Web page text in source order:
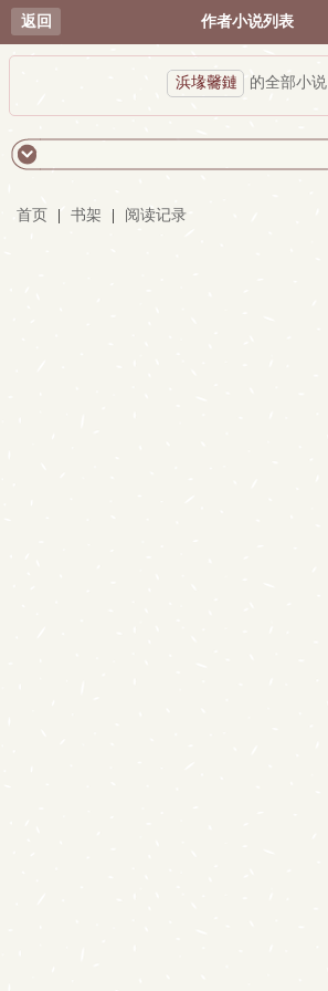
返回 作者小说列表
浜堟毊鏈 的全部小说
首页 书架 阅读记录